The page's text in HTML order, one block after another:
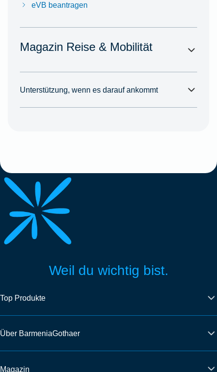
eVB beantragen
Magazin Reise & Mobilität
Unterstützung, wenn es darauf ankommt
Weil du wichtig bist.
Top Produkte
Über BarmeniaGothaer
Magazin